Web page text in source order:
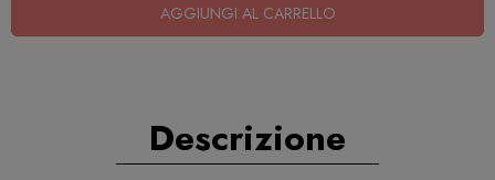
AGGIUNGI AL CARRELLO
Descrizione